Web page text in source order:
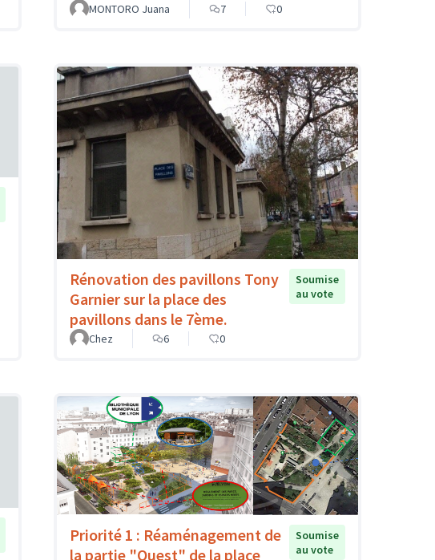
MONTORO Juana
7 0
Rénovation des pavillons Tony
Garnier sur la place des
pavillons dans le 7ème.
Soumise
au vote
Chez 6 0
Priorité 1 : Réaménagement de
la partie "Ouest" de la place
Soumise
au vote